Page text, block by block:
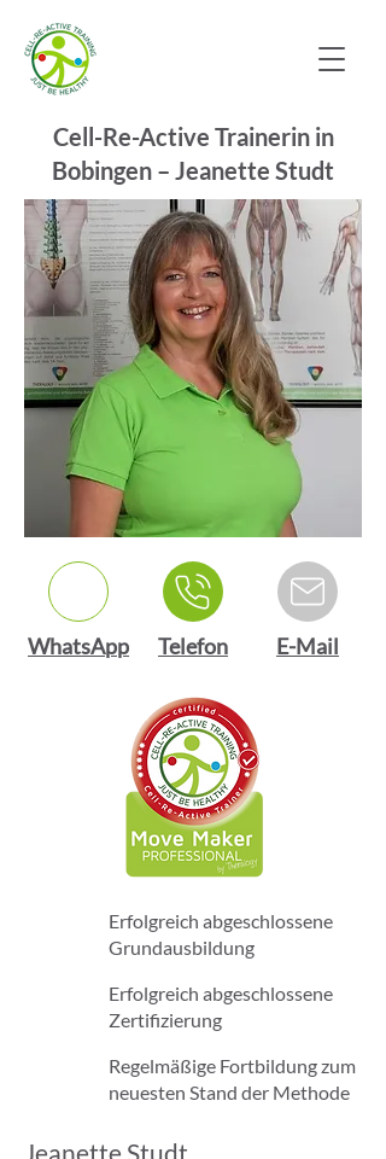
Cell-Re-Active Trainerin in
Bobingen – Jeanette Studt
WhatsApp Telefon E-Mail
Erfolgreich abgeschlossene
Grundausbildung
Erfolgreich abgeschlossene
Zertifizierung
Regelmäßige Fortbildung zum
neuesten Stand der Methode
Jeanette Studt